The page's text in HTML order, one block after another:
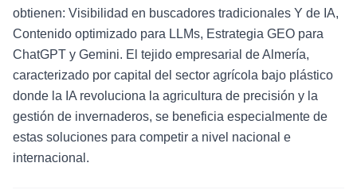
obtienen: Visibilidad en buscadores tradicionales Y de IA,
Contenido optimizado para LLMs, Estrategia GEO para
ChatGPT y Gemini. El tejido empresarial de Almería,
caracterizado por capital del sector agrícola bajo plástico
donde la IA revoluciona la agricultura de precisión y la
gestión de invernaderos, se beneficia especialmente de
estas soluciones para competir a nivel nacional e
internacional.